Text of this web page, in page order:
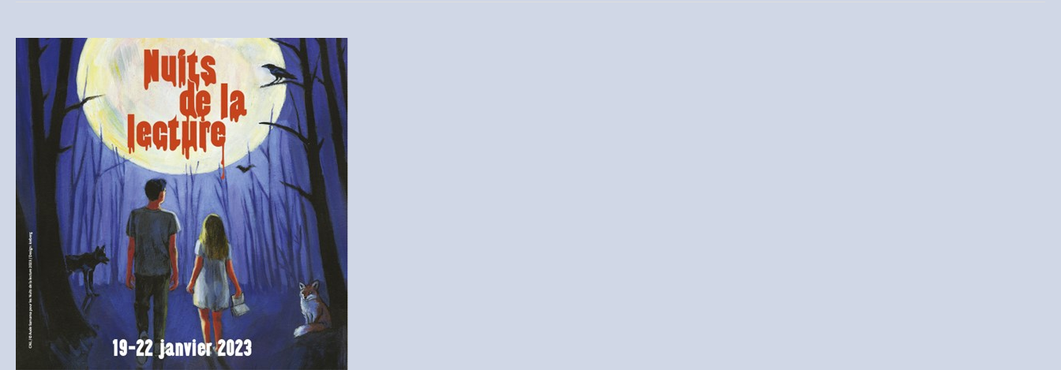
!
Journées
du
patrimoine
Mercredi
septembre